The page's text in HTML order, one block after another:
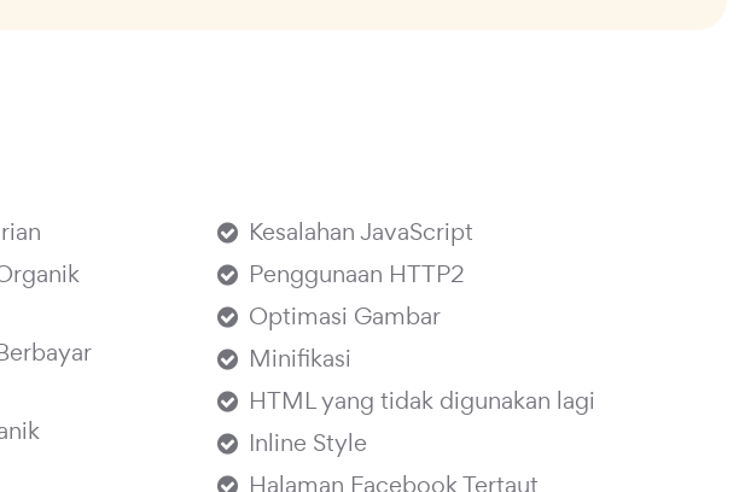
Kesalahan JavaScript
Penggunaan HTTP2
Optimasi Gambar
Minifikasi
HTML yang tidak digunakan lagi
Inline Style
Halaman Facebook Tertaut